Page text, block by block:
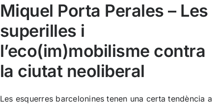
Miquel Porta Perales – Les
superilles i
l’eco(im)mobilisme contra
la ciutat neoliberal
Les esquerres barcelonines tenen una certa tendència a